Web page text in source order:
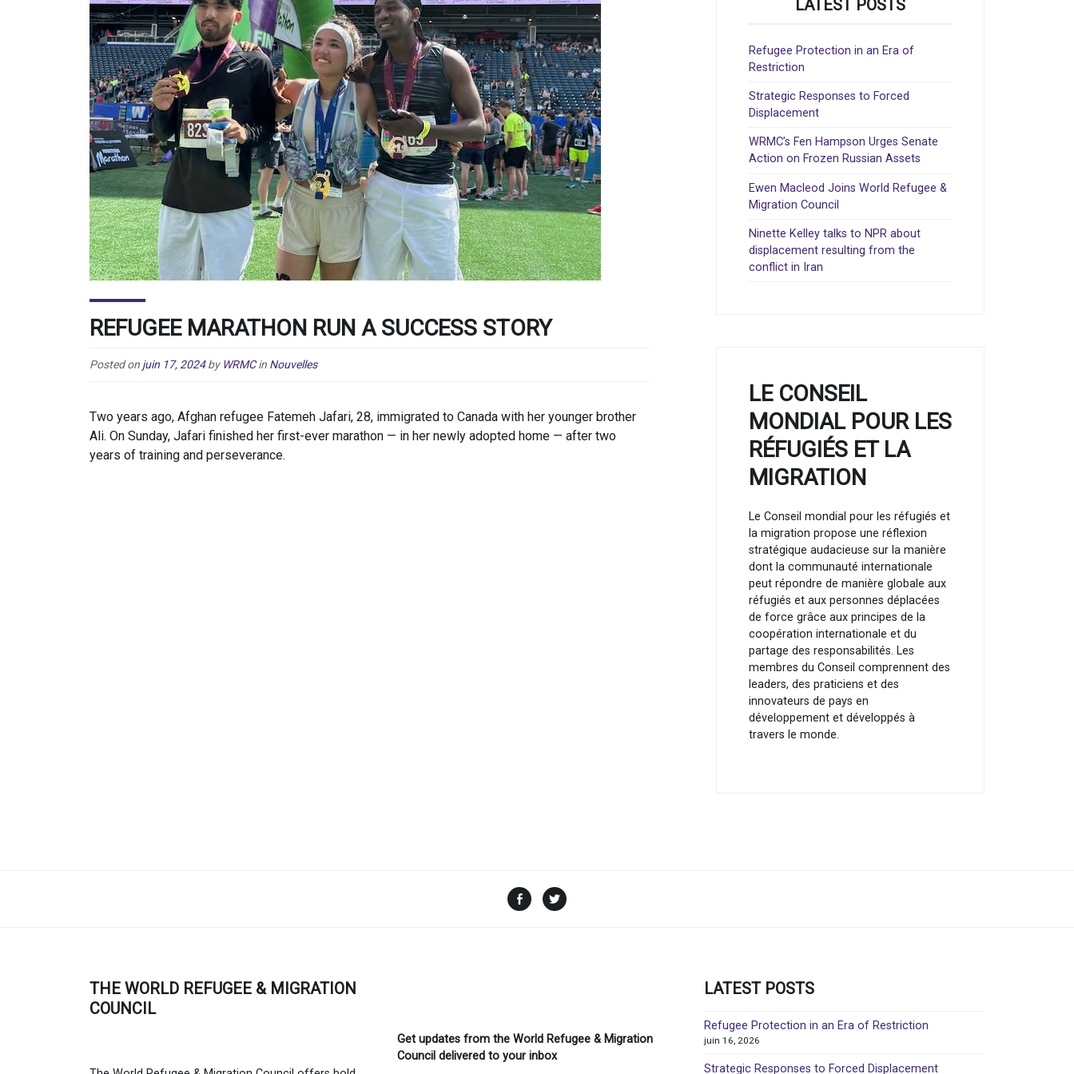
REFUGEE MARATHON RUN A SUCCESS STORY
Posted on juin 17, 2024 by WRMC in Nouvelles
Two years ago, Afghan refugee Fatemeh Jafari, 28, immigrated to Canada with her younger brother
Ali. On Sunday, Jafari finished her first-ever marathon — in her newly adopted home — after two
years of training and perseverance.
LATEST POSTS
Refugee Protection in an Era of
Restriction
Strategic Responses to Forced
Displacement
WRMC’s Fen Hampson Urges Senate
Action on Frozen Russian Assets
Ewen Macleod Joins World Refugee &
Migration Council
Ninette Kelley talks to NPR about
displacement resulting from the
conflict in Iran
LE CONSEIL
MONDIAL POUR LES
RÉFUGIÉS ET LA
MIGRATION
Le Conseil mondial pour les réfugiés et
la migration propose une réflexion
stratégique audacieuse sur la manière
dont la communauté internationale
peut répondre de manière globale aux
réfugiés et aux personnes déplacées
de force grâce aux principes de la
coopération internationale et du
partage des responsabilités. Les
membres du Conseil comprennent des
leaders, des praticiens et des
innovateurs de pays en
développement et développés à
travers le monde.
Facebook
THE WORLD REFUGEE & MIGRATION
COUNCIL
Get updates from the World Refugee & Migration
Council delivered to your inbox
LATEST POSTS
Refugee Protection in an Era of Restriction
juin 16, 2026
Strategic Responses to Forced Displacement